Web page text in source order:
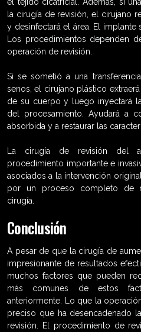
la cirugía de revisión, el cirujano
y desinfectará el área. El implante
Los procedimientos dependen
operación de revisión.
Si se sometió a una
senos, el cirujano plástico
de su cuerpo y luego inyectará
del procesamiento. Ayudará a
absorbida y a restaurar las
La cirugía de revisión del
procedimiento importante e
asociados a la intervención
por un proceso completo de
cirugía.
Conclusión
A pesar de que la cirugía de
impresionante de resultados
muchos factores que pueden
más comunes de estos
anteriormente. Lo que la
preciso que ha desencadenado
revisión. El procedimiento de